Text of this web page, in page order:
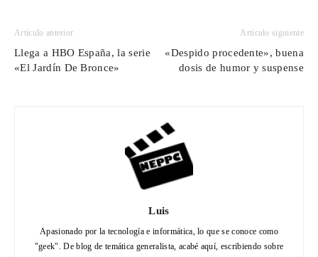
Artículo anterior
Llega a HBO España, la serie
«El Jardín De Bronce»
Artículo siguiente
«Despido procedente», buena
dosis de humor y suspense
Luis
Apasionado por la tecnología e informática, lo que se conoce como
"geek". De blog de temática generalista, acabé aquí, escribiendo sobre